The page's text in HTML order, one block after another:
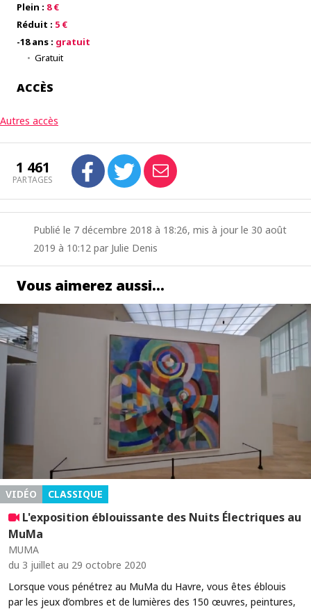
Plein : 8 €
Réduit : 5 €
-18 ans : gratuit
Gratuit
ACCÈS
Autres accès
1 461
PARTAGES
Publié le 7 décembre 2018 à 18:26, mis à jour le 30 août
2019 à 10:12 par Julie Denis
Vous aimerez aussi…
VIDÉO CLASSIQUE
L'exposition éblouissante des Nuits Électriques au
MuMa
MUMA
du 3 juillet au 29 octobre 2020
Lorsque vous pénétrez au MuMa du Havre, vous êtes éblouis
par les jeux d’ombres et de lumières des 150 œuvres, peintures,